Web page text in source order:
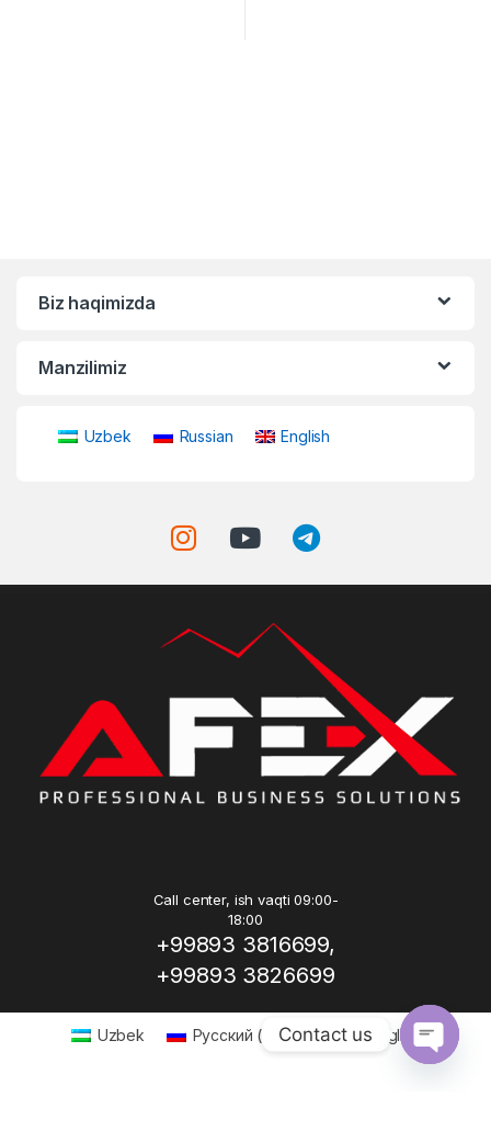
Biz haqimizda
Manzilimiz
Uzbek Russian English
Call center, ish vaqti 09:00-
18:00
+99893 3816699,
+99893 3826699
Uzbek Русский ( Russian) English
Contact us